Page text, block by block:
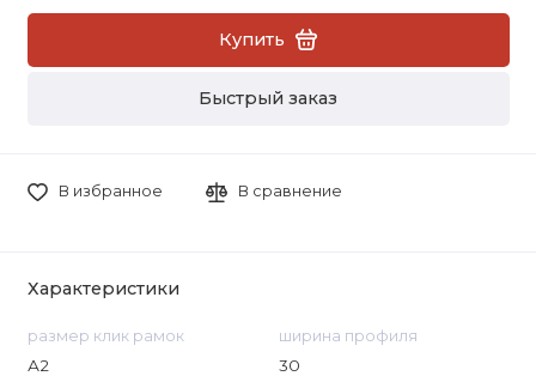
Купить
Быстрый заказ
В избранное В сравнение
Характеристики
размер клик рамок
А2
ширина профиля
30